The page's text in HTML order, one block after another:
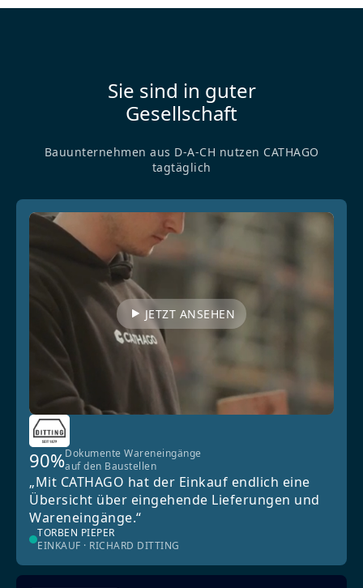
Sie sind in guter
Gesellschaft
Bauunternehmen aus D-A-CH nutzen CATHAGO
tagtäglich
JETZT ANSEHEN
90%Dokumente Wareneingänge
auf den Baustellen
„Mit CATHAGO hat der Einkauf endlich eine
Übersicht über eingehende Lieferungen und
Wareneingänge.“
TORBEN PIEPER
EINKAUF · RICHARD DITTING